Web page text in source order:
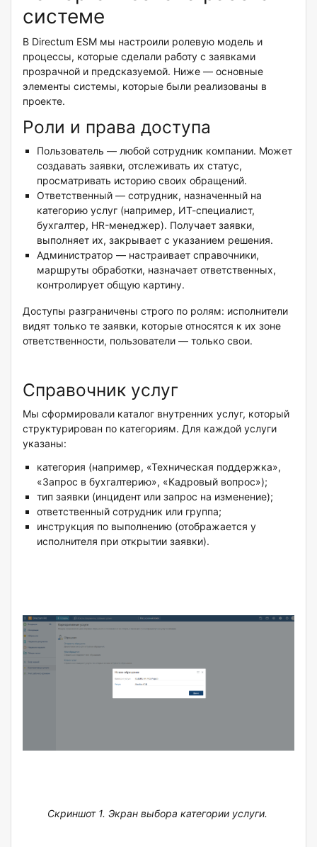
системе
В Directum ESM мы настроили ролевую модель и
процессы, которые сделали работу с заявками
прозрачной и предсказуемой. Ниже — основные
элементы системы, которые были реализованы в
проекте.
Роли и права доступа
Пользователь — любой сотрудник компании. Может
создавать заявки, отслеживать их статус,
просматривать историю своих обращений.
Ответственный — сотрудник, назначенный на
категорию услуг (например, ИТ-специалист,
бухгалтер, HR-менеджер). Получает заявки,
выполняет их, закрывает с указанием решения.
Администратор — настраивает справочники,
маршруты обработки, назначает ответственных,
контролирует общую картину.
Доступы разграничены строго по ролям: исполнители
видят только те заявки, которые относятся к их зоне
ответственности, пользователи — только свои.
Справочник услуг
Мы сформировали каталог внутренних услуг, который
структурирован по категориям. Для каждой услуги
указаны:
категория (например, «Техническая поддержка»,
«Запрос в бухгалтерию», «Кадровый вопрос»);
тип заявки (инцидент или запрос на изменение);
ответственный сотрудник или группа;
инструкция по выполнению (отображается у
исполнителя при открытии заявки).
Скриншот 1. Экран выбора категории услуги.